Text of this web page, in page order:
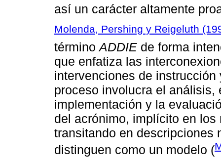
así un carácter altamente
Molenda, Pershing y Reigeluth
términoADDIE de forma
que enfatiza las
intervenciones de
proceso involucra el análisis,
implementación y la
del acrónimo, implícito en
transitando en descripciones
distinguen como un modelo (